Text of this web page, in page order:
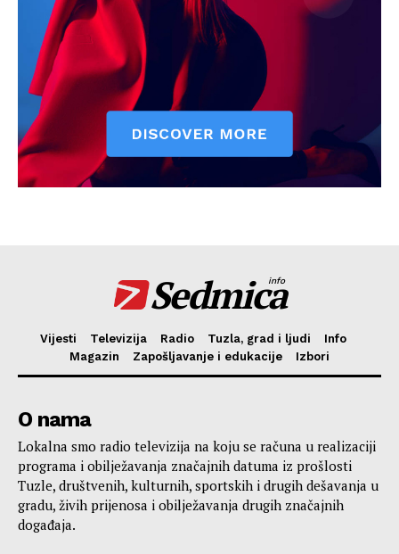
Sedmica
info
Vijesti Televizija Radio Tuzla, grad i ljudi
Info
Magazin
Zapošljavanje i edukacije Izbori
O nama
Lokalna smo radio televizija na koju se računa u realizaciji
programa i obilježavanja značajnih datuma iz prošlosti
Tuzle, društvenih, kulturnih, sportskih i drugih dešavanja u
gradu, živih prijenosa i obilježavanja drugih značajnih
događaja.